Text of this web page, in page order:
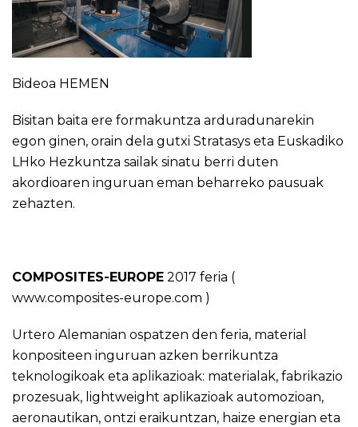
Bideoa HEMEN
Bisitan baita ere formakuntza arduradunarekin
egon ginen, orain dela gutxi Stratasys eta Euskadiko
LHko Hezkuntza sailak sinatu berri duten
akordioaren inguruan eman beharreko pausuak
zehazten.
COMPOSITES-EUROPE 2017 feria (
www.composites-europe.com )
Urtero Alemanian ospatzen den feria, material
konpositeen inguruan azken berrikuntza
teknologikoak eta aplikazioak: materialak, fabrikazio
prozesuak, lightweight aplikazioak automozioan,
aeronautikan, ontzi eraikuntzan, haize energian eta